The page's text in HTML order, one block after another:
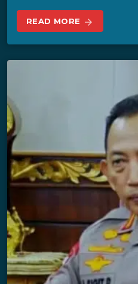
READ MORE arrow_forward